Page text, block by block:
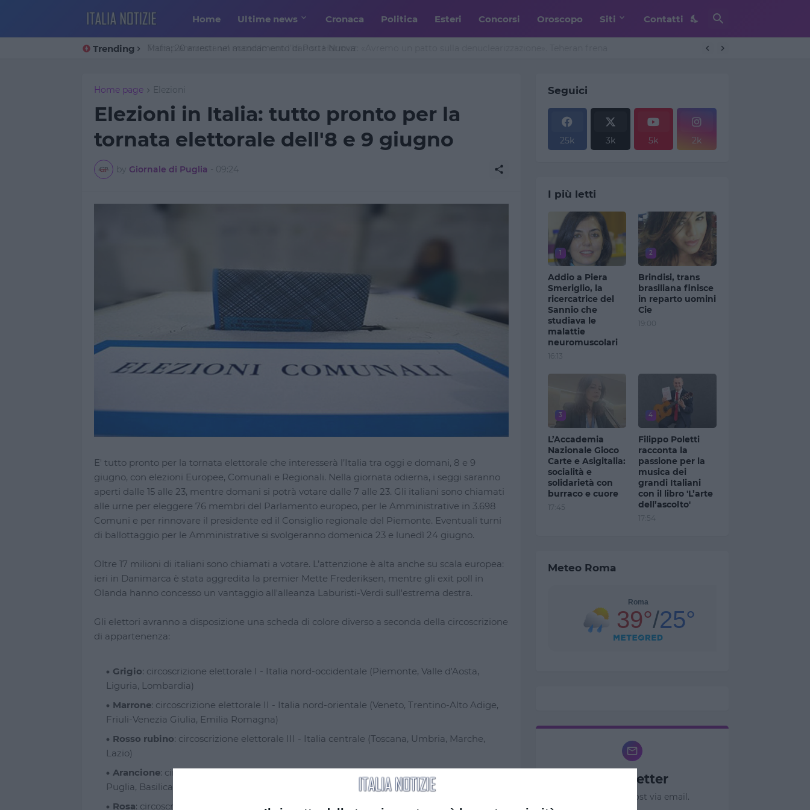
Home Ultime news Cronaca Politica Esteri Concorsi Oroscopo Siti Contatti
Trending Trump annuncia un accordo con l’Iran su Hormuz: «Avremo un patto sulla denuclearizzazione». Teheran frena
Home page Elezioni
Elezioni in Italia: tutto pronto per la
tornata elettorale dell'8 e 9 giugno
by Giornale di Puglia - 09:24
E' tutto pronto per la tornata elettorale che interesserà l’Italia tra oggi e domani, 8 e 9
giugno, con elezioni Europee, Comunali e Regionali. Nella giornata odierna, i seggi saranno
aperti dalle 15 alle 23, mentre domani si potrà votare dalle 7 alle 23. Gli italiani sono chiamati
alle urne per eleggere 76 membri del Parlamento europeo, per le Amministrative in 3.698
Comuni e per rinnovare il presidente ed il Consiglio regionale del Piemonte. Eventuali turni
di ballottaggio per le Amministrative si svolgeranno domenica 23 e lunedì 24 giugno.
Oltre 17 milioni di italiani sono chiamati a votare. L’attenzione è alta anche su scala europea:
ieri in Danimarca è stata aggredita la premier Mette Frederiksen, mentre gli exit poll in
Olanda hanno concesso un vantaggio all'alleanza Laburisti-Verdi sull'estrema destra.
Gli elettori avranno a disposizione una scheda di colore diverso a seconda della circoscrizione
di appartenenza:
Grigio: circoscrizione elettorale I - Italia nord-occidentale (Piemonte, Valle d'Aosta,
Liguria, Lombardia)
Marrone: circoscrizione elettorale II - Italia nord-orientale (Veneto, Trentino-Alto Adige,
Friuli-Venezia Giulia, Emilia Romagna)
Rosso rubino: circoscrizione elettorale III - Italia centrale (Toscana, Umbria, Marche,
Lazio)
Arancione: circoscrizione elettorale IV - Italia meridionale (Abruzzo, Molise, Campania,
Puglia, Basilicata, Calabria)
Rosa: circoscrizione elettorale V - Italia insulare (Sicilia, Sardegna)
Seguici
25k 3k 5k 2k
I più letti
1
Addio a Piera
Smeriglio, la
ricercatrice del
Sannio che
studiava le
malattie
neuromuscolari
16:13
2
Brindisi, trans
brasiliana finisce
in reparto uomini
Cie
19:00
3
L’Accademia
Nazionale Gioco
Carte e Asigitalia:
socialità e
solidarietà con
burraco e cuore
17:45
4
Filippo Poletti
racconta la
passione per la
musica dei
grandi Italiani
con il libro 'L’arte
dell’ascolto'
17:54
Meteo Roma
Newsletter
Ricevi nuovi post via email.